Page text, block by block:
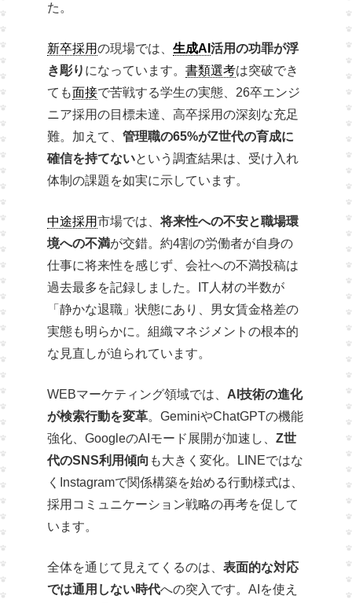
た。
新卒採用の現場では、 生成AI 活用の功罪が浮
き彫り になっています。 書類選考は突破でき
ても面接で苦戦する学生の実態、26卒エンジ
ニア採用の目標未達、高卒採用の深刻な充足
難。加えて、 管理職の65%がZ世代の育成に
確信を持てないという調査結果は、受け入れ
体制の課題を如実に示しています。
中途採用市場では、将来性への不安と職場環
境への不満が交錯。約4割の労働者が自身の
仕事に将来性を感じず、会社への不満投稿は
過去最多を記録しました。IT人材の半数が
「静かな退職」状態にあり、男女賃金格差の
実態も明らかに。組織マネジメントの根本的
な見直しが迫られています。
WEBマーケティング領域では、 AI技術の進化
が検索行動を変革。GeminiやChatGPTの機能
強化、GoogleのAIモード展開が加速し、 Z世
代のSNS利用傾向 も大きく変化。LINEではな
くInstagramで関係構築を始める行動様式は、
採用コミュニケーション戦略の再考を促して
います。
全体を通じて見えてくるのは、 表面的な対応
では通用しない時代への突入です。AIを使え